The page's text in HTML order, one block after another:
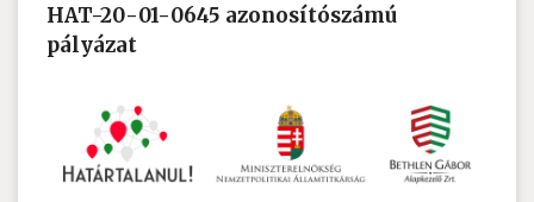
HAT-20-01-0645 azonosítószámú
pályázat